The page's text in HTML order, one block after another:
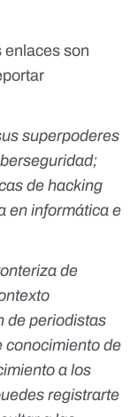
enlaces son
superpoderes
de hacking
en informática e
de
de periodistas
conocimiento de
a los
registrarte